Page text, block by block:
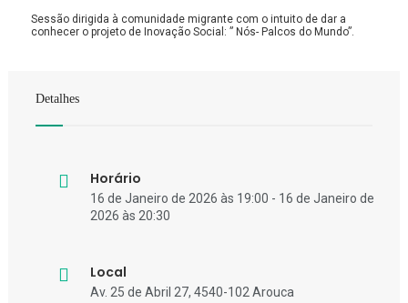
Sessão dirigida à comunidade migrante com o intuito de dar a
conhecer o projeto de Inovação Social: ” Nós- Palcos do Mundo”.
Detalhes
Horário
16 de Janeiro de 2026 às 19:00 - 16 de Janeiro de
2026 às 20:30
Local
Av. 25 de Abril 27, 4540-102 Arouca